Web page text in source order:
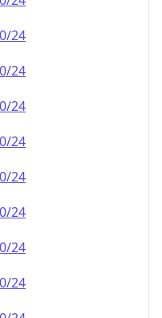
24
24
24
24
24
24
24
24
24